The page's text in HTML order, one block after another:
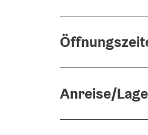
Anreise/Lage